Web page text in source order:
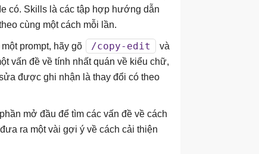
có. Skills là các tập hợp hướng dẫn
cùng một cách mỗi lần.
prompt, hãy gõ /copy-edit
và
vấn đề về tính nhất quán về kiểu chữ,
được ghi nhận là thay đổi có theo
mở đầu để tìm các vấn đề về cách
ra một vài gợi ý về cách cải thiện